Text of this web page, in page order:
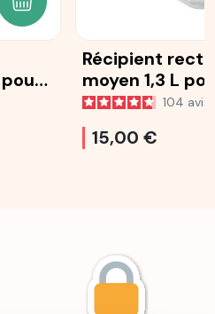
AJOUTER AU PANIER
Récipient
moyen 1,3 L
Save® (sans
104 avis
15,00 €